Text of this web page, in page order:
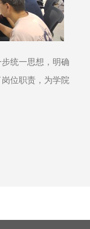
统一思想，明确
位职责，为学院